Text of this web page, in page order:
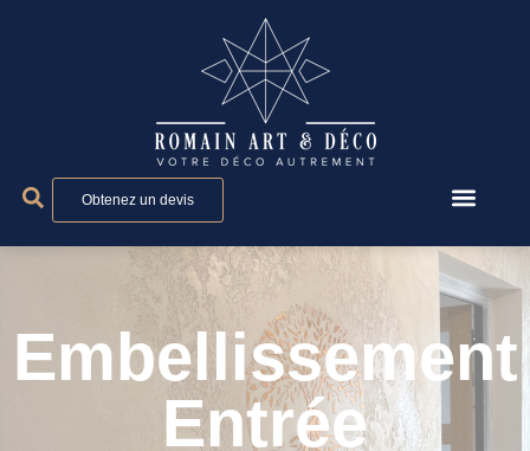
Obtenez un devis
Embellissement
Entrée
Panneau de gestion des cookies